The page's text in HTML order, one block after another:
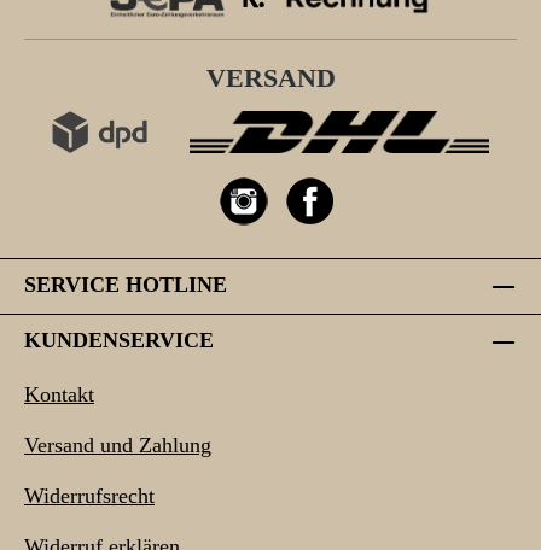
VERSAND
SERVICE HOTLINE
KUNDENSERVICE
Kontakt
Versand und Zahlung
Widerrufsrecht